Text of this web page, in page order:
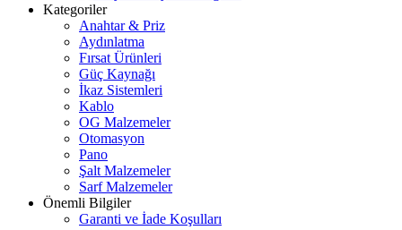
Kategoriler
Anahtar & Priz
Aydınlatma
Fırsat Ürünleri
Güç Kaynağı
İkaz Sistemleri
Kablo
OG Malzemeler
Otomasyon
Pano
Şalt Malzemeler
Sarf Malzemeler
Önemli Bilgiler
Garanti ve İade Koşulları